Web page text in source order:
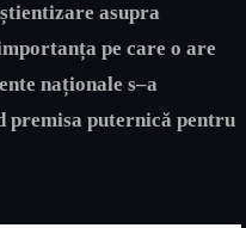
asupra
pe care o are
naționale s–a
premisa puternică pentru